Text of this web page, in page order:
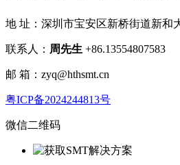
地 址：深圳市宝安区新桥街道新和
联系人： 周先生 +86.13554807583
邮 箱：zyq@hthsmt.cn
粤ICP备2024244813号
微信二维码